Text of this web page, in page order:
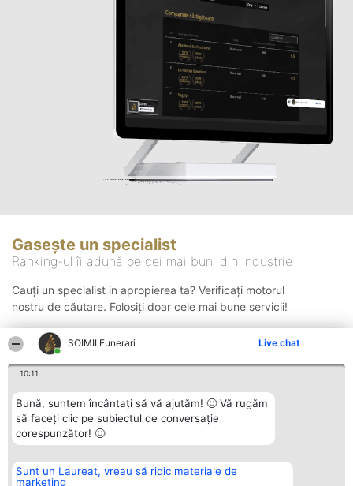
SOIMII Funerari Live chat
10:11
Bună, suntem încântați să vă ajutăm! 🙂 Vă rugăm
să faceți clic pe subiectul de conversație
corespunzător! 🙂
Sunt un Laureat, vreau să ridic materiale de
marketing
Gasește un specialist
Ranking-ul îi adună pe cei mai buni din industrie
Cauți un specialist in apropierea ta? Verificați motorul
nostru de căutare. Folosiți doar cele mai bune servicii!
Organizator Ranking
BRIGHT SOLUTIONS BR SRL
Plebiscyt Contact